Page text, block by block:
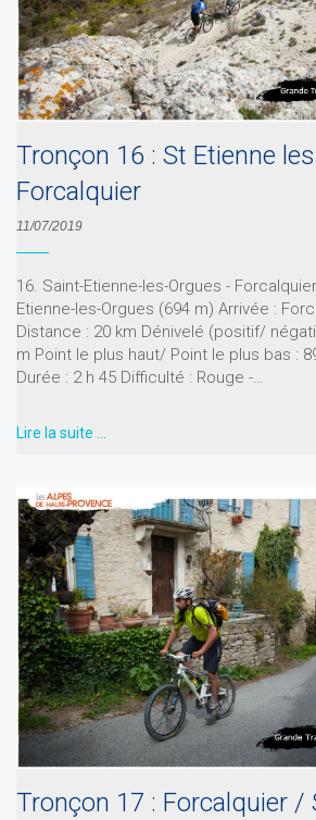
Tronçon 16 : St Etienne
Forcalquier
11/07/2019
16. Saint-Etienne-les-Orgues -
Etienne-les-Orgues (694 m) Arrivée :
Distance : 20 km Dénivelé (positif/
m Point le plus haut/ Point le plus bas :
Durée : 2 h 45 Difficulté : Rouge -…
Lire la suite …
Tronçon 17 : Forcalquier /